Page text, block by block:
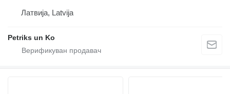
Латвија, Latvija
Petriks un Ko